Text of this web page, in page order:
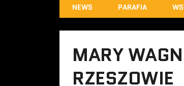
NEWS PARAFIA
MARY
RZESZOWIE